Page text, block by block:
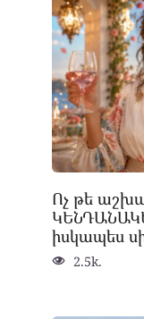
Ոչ թե
իսկապես
2.5k.